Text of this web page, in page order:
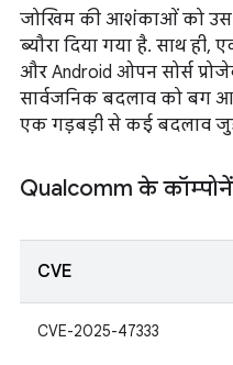
जोखिम की आशंकाओं को उस
ब्यौरा दिया गया है. साथ
और Android ओपन सोर्स
सार्वजनिक बदलाव को बग
एक गड़बड़ी से कई बदलाव
Qualcomm के
CVE
CVE-2025-47333